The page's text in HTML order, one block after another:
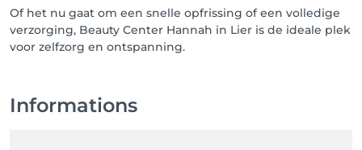
Of het nu gaat om een snelle opfrissing of een volledige
verzorging, Beauty Center Hannah in Lier is de ideale plek
voor zelfzorg en ontspanning.
Informations